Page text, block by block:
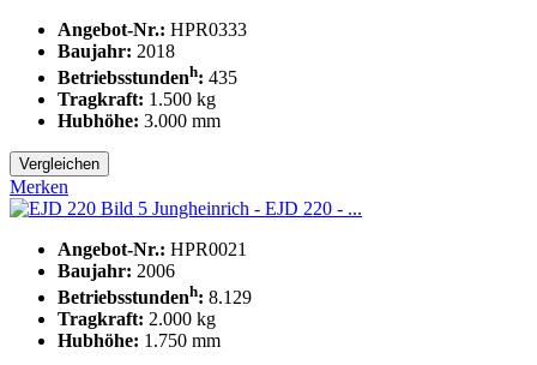
Angebot-Nr.: HPR0333
Baujahr: 2018
Betriebsstundenh: 435
Tragkraft: 1.500 kg
Hubhöhe: 3.000 mm
Vergleichen
Merken
Jungheinrich - EJD 220 - ...
Angebot-Nr.: HPR0021
Baujahr: 2006
Betriebsstundenh: 8.129
Tragkraft: 2.000 kg
Hubhöhe: 1.750 mm